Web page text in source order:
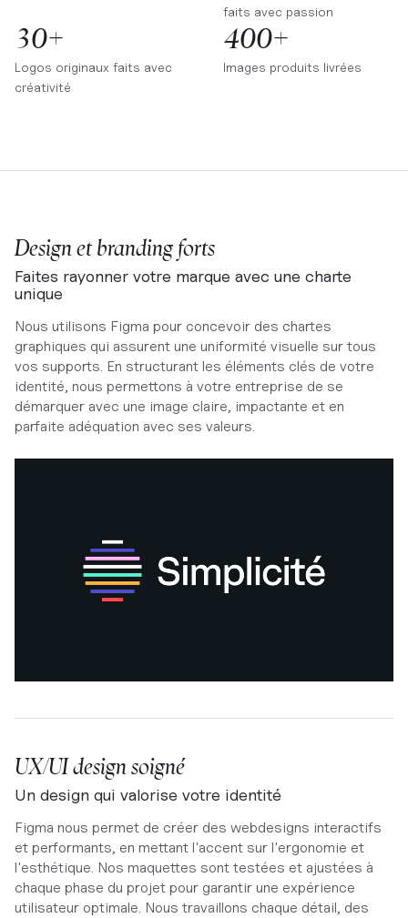
faits avec passion
30+
Logos originaux faits avec
créativité
400+
Images produits livrées
Design et branding forts
Faites rayonner votre marque avec une charte
unique
Nous utilisons Figma pour concevoir des chartes
graphiques qui assurent une uniformité visuelle sur tous
vos supports. En structurant les éléments clés de votre
identité, nous permettons à votre entreprise de se
démarquer avec une image claire, impactante et en
parfaite adéquation avec ses valeurs.
UX/UI design soigné
Un design qui valorise votre identité
Figma nous permet de créer des webdesigns interactifs
et performants, en mettant l'accent sur l'ergonomie et
l'esthétique. Nos maquettes sont testées et ajustées à
chaque phase du projet pour garantir une expérience
utilisateur optimale. Nous travaillons chaque détail, des